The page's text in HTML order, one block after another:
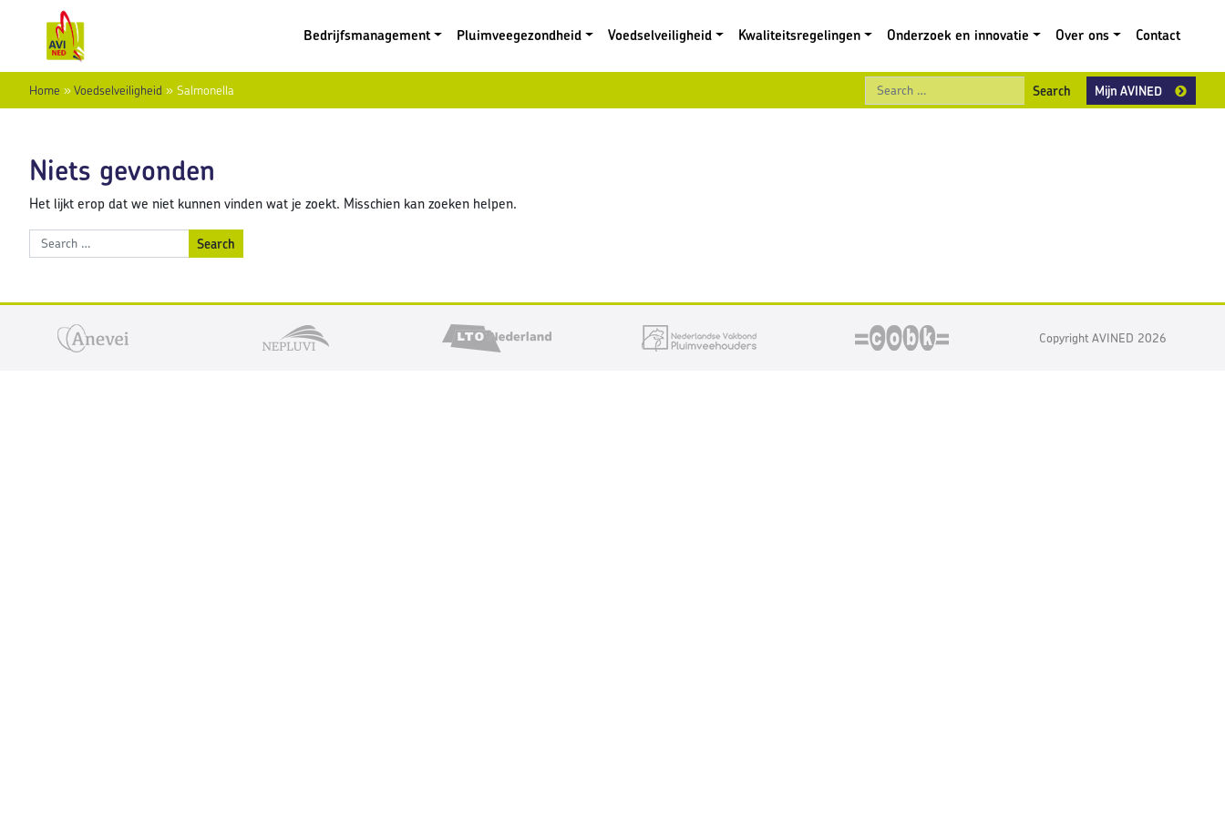
Bedrijfsmanagement
Pluimveegezondheid Voedselveiligheid Kwaliteitsregelingen Onderzoek en innovatie Over ons Contact
Home »Voedselveiligheid » Salmonella Search
Mijn AVINED
Niets gevonden
Het lijkt erop dat we niet kunnen vinden wat je zoekt. Misschien kan zoeken helpen.
Search
Copyright AVINED 2026